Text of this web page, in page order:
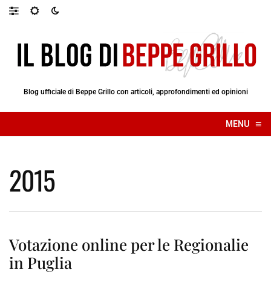
Blog ufficiale di Beppe Grillo con articoli, approfondimenti ed opinioni
MENU ≡
☰
2015
Votazione online per le Regionalie
in Puglia